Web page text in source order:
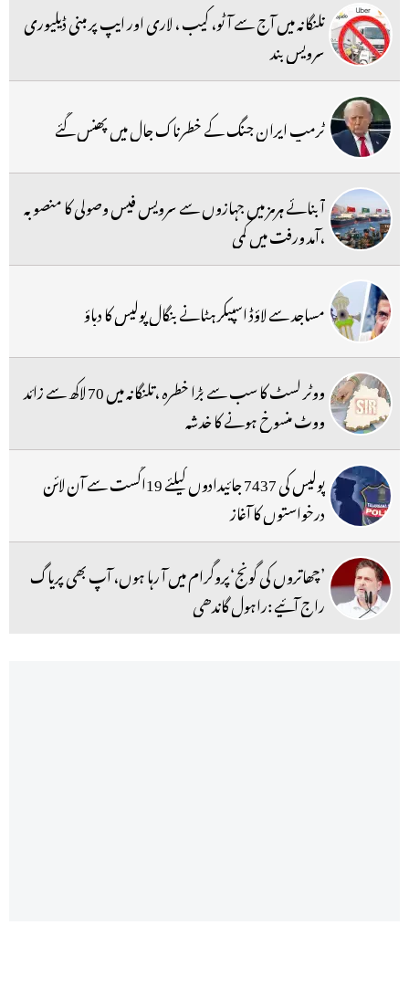
تلنگانہ میں آج سے آٹو، کیب ، لاری اور ایپ پر مبنی ڈیلیوری
سرویس بند
ٹرمپ ایران جنگ کے خطرناک جال میں پھنس گئے
آبنائے ہرمز میں جہازوں سے سرویس فیس وصولی کا منصوبہ
،آمد ورفت میں کمی
مساجد سے لاؤڈ اسپیکر ہٹانے بنگال پولیس کا دباؤ
ووٹر لسٹ کا سب سے بڑا خطرہ ،تلنگانہ میں 70 لاکھ سے زائد
ووٹ منسوخ ہونے کا خدشہ
پولیس کی 7437 جائیدادوں کیلئے 19اگست سے آن لائن
درخواستوں کا آغاز
’چھاتروں کی گونج‘پروگرام میں آ رہا ہوں، آپ بھی پریاگ
راج آئیے :راہول گاندھی